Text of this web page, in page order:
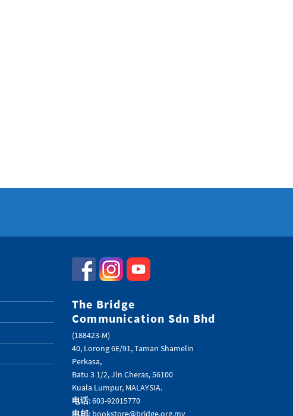
The Bridge
Communication Sdn Bhd
(188423-M)
40, Lorong 6E/91, Taman Shamelin
Perkasa,
Batu 3 1/2, Jln Cheras, 56100
Kuala Lumpur, MALAYSIA.
电话: 603-92015770
电邮: bookstore@bridge.org.my